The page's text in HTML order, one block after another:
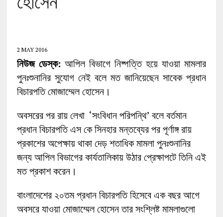
2 MAY 2016
নিউজ ডেস্ক: আপিল বিভাগে নিষ্পত্তি হয়ে যাওয়া মামলার
পুনঃশুনানির সুযোগ নেই বলে মত জানিয়েছেন সাবেক প্রধান
বিচারপতি মোজাম্মেল হোসেন।
অবসরের পর রায় লেখা ‘সংবিধান পরিপন্থি’ বলে বর্তমান
প্রধান বিচারপতি এস কে সিনহার মন্তব্যের পর পূর্ণাঙ্গ রায়
প্রকাশের অপেক্ষায় থাকা দেড় শতাধিক মামলা পুনঃশুনানির
জন্য আপিল বিভাগের কার্যতালিকায় উঠার প্রেক্ষাপটে তিনি এই
মত প্রকাশ করেন।
বাংলাদেশের ২০তম প্রধান বিচারপতি হিসেবে এক বছর আগে
অবসরে যাওয়া মোজাম্মেল হোসেন তার সংশ্লিষ্ট মামলাগুলো